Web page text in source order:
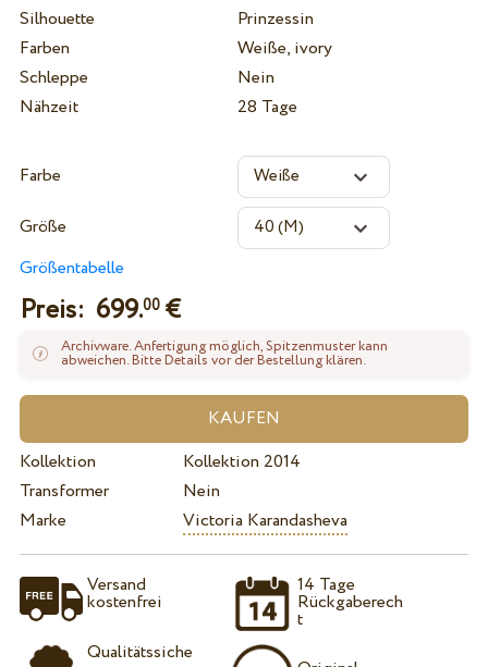
Silhouette
Prinzessin
Farben
Weiße, ivory
Schleppe
Nein
Nähzeit
28 Tage
Farbe
Größe
Größentabelle
Preis: 699.00€
Archivware. Anfertigung möglich, Spitzenmuster kann
abweichen. Bitte Details vor der Bestellung klären.
Kollektion
Kollektion 2014
Transformer
Nein
Marke
Victoria Karandasheva
Versand
kostenfrei
Qualitätssiche
14 Tage
Rückgaberech
t